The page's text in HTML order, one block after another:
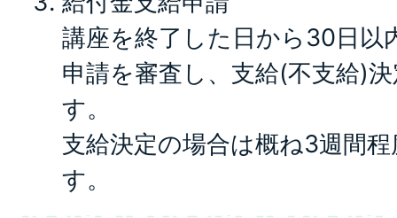
講座を終了した日から30日以
申請を審査し、支給(不支給)
す。
支給決定の場合は概ね3週間
す。